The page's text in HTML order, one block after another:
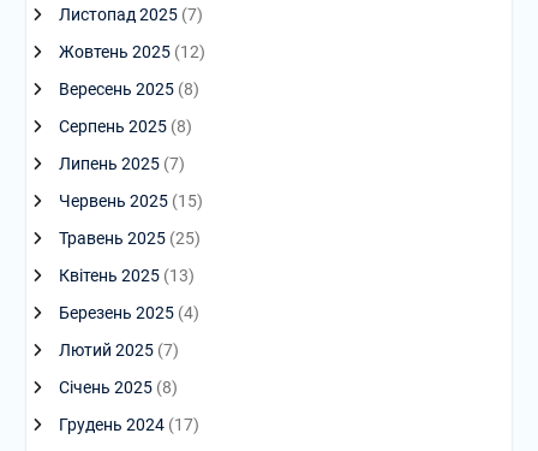
Листопад 2025(7)
Жовтень 2025(12)
Вересень 2025(8)
Серпень 2025(8)
Липень 2025(7)
Червень 2025(15)
Травень 2025(25)
Квітень 2025(13)
Березень 2025(4)
Лютий 2025(7)
Січень 2025(8)
Грудень 2024(17)